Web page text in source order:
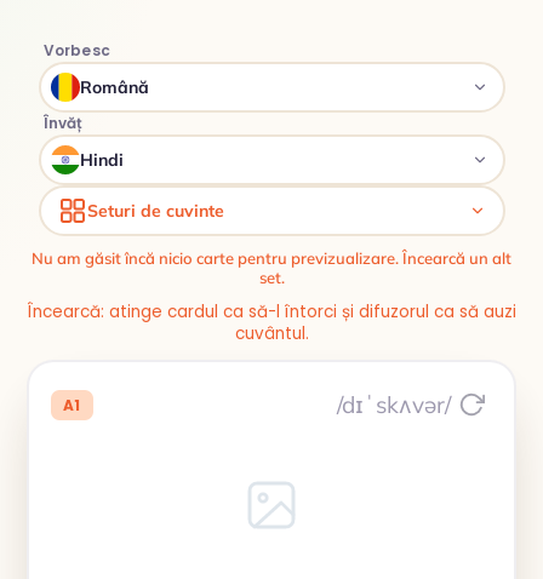
Vorbesc
Română
Învăț
Hindi
Seturi de cuvinte
Nu am găsit încă nicio carte pentru previzualizare. Încearcă un alt
set.
Încearcă: atinge cardul ca să-l întorci și difuzorul ca să auzi
cuvântul.
A1 /dɪˈskʌvər/